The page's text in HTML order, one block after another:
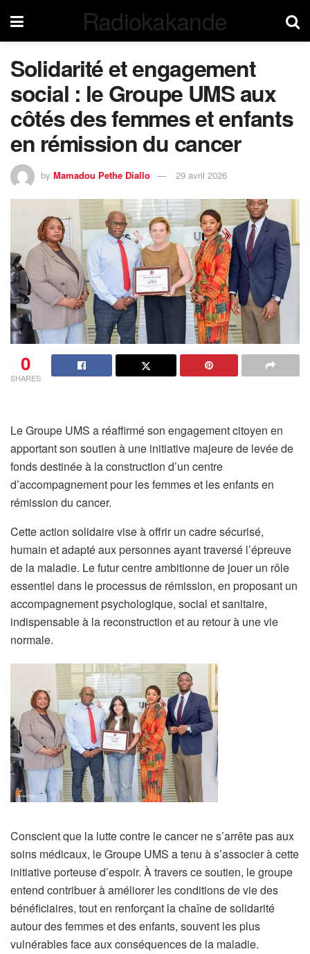
Radiokakande
Solidarité et engagement
social : le Groupe UMS aux
côtés des femmes et enfants
en rémission du cancer
by Mamadou Pethe Diallo 29 avril 2026
0
SHARES
Le Groupe UMS a réaffirmé son engagement citoyen en
apportant son soutien à une initiative majeure de levée de
fonds destinée à la construction d’un centre
d’accompagnement pour les femmes et les enfants en
rémission du cancer.
Cette action solidaire vise à offrir un cadre sécurisé,
humain et adapté aux personnes ayant traversé l’épreuve
de la maladie. Le futur centre ambitionne de jouer un rôle
essentiel dans le processus de rémission, en proposant un
accompagnement psychologique, social et sanitaire,
indispensable à la reconstruction et au retour à une vie
normale.
Conscient que la lutte contre le cancer ne s’arrête pas aux
soins médicaux, le Groupe UMS a tenu à s’associer à cette
initiative porteuse d’espoir. À travers ce soutien, le groupe
entend contribuer à améliorer les conditions de vie des
bénéficiaires, tout en renforçant la chaîne de solidarité
autour des femmes et des enfants, souvent les plus
vulnérables face aux conséquences de la maladie.